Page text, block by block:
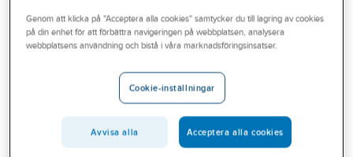
Outlet
Branscher GELIA
mm:s rör, vinkel
GOLVRÖR KROM
300X700
Genom att klicka på "Acceptera alla cookies" samtycker du till lagring av cookies
på din enhet för att förbättra navigeringen på webbplatsen, analysera
webbplatsens användning och bistå i våra marknadsföringsinsatser.
Cookie-inställningar
Avvisa alla Acceptera alla cookies